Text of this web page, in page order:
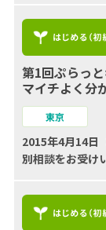
第1回ぷらっ
マイチよく分
東京
2015年4月14
別相談をお受け